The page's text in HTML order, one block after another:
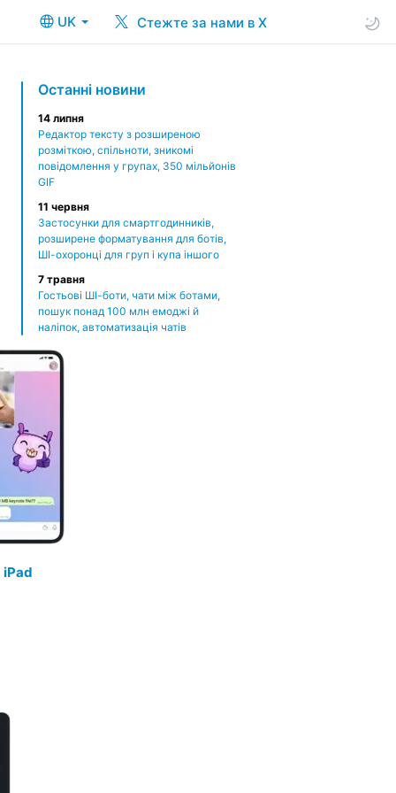
UK Стежте за нами в X
Останні новини
14 липня
Редактор тексту з розширеною
розміткою, спільноти, зникомі
повідомлення у групах, 350 мільйонів
GIF
11 червня
Застосунки для смартгодинників,
розширене форматування для ботів,
ШІ-охоронці для груп і купа іншого
7 травня
Гостьові ШІ-боти, чати між ботами,
пошук понад 100 млн емоджі й
наліпок, автоматизація чатів
iPad